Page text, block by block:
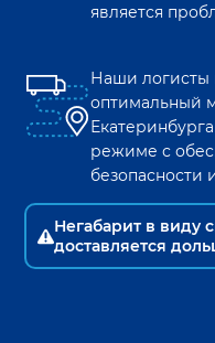
является
Наши логисты
оптимальный
Екатеринбурга
режиме с
безопасности
Негабарит в виду
доставляется